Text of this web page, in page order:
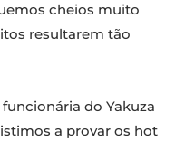
cheios muito
resultarem tão
do Yakuza
a provar os hot